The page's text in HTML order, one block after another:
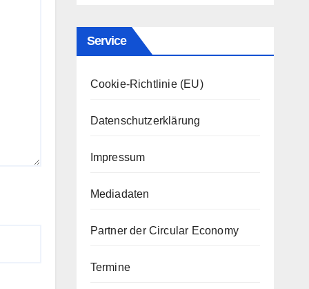
Service
Cookie-Richtlinie (EU)
Datenschutzerklärung
Impressum
Mediadaten
Partner der Circular Economy
Termine